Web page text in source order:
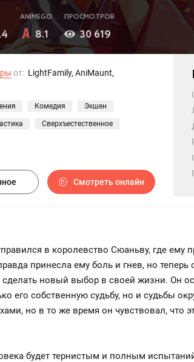
ANIMEGO
8.1
ПРОСМОТРОВ
30 619
от: LightFamily, AniMaunt,
Комедия Экшен
Сверхъестественное
Смотреть онлайн
в королевство Сюаньву, где ему
принесла ему боль и гнев, но
новый выбор в своей жизни. Он
его собственную судьбу, но и судьбы
но в то же время он чувствовал, что
будет тернистым и полным